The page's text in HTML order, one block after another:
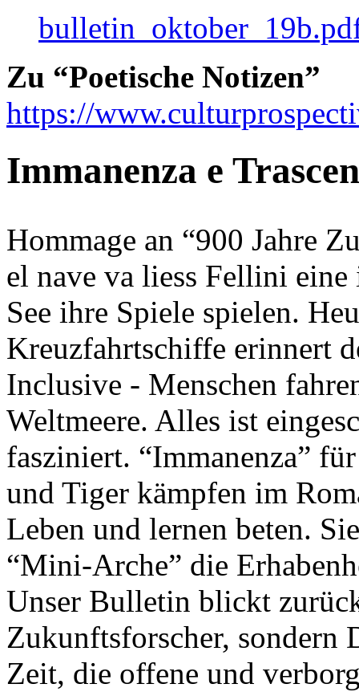
Zu “Poetische Notizen”
https://
Immanenza e
Hommage an “900 Jahre
el nave va liess Fellini
See ihre Spiele spielen.
Kreuzfahrtschiffe erinnert
Inclusive - Menschen
Weltmeere. Alles ist
fasziniert. “Immanenza”
und Tiger kämpfen im
Leben und lernen beten.
“Mini-Arche” die
Unser Bulletin blickt
Zukunftsforscher, sondern
Zeit, die offene und